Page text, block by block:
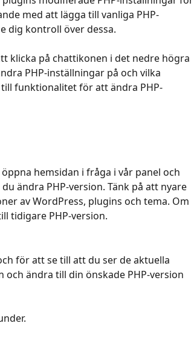
med att lägga till vanliga PHP-
dig kontroll över dessa.
klicka på chattikonen i det nedre högra
PHP-inställningar på och vilka
funktionalitet för att ändra PHP-
hemsidan i fråga i vår panel och
du ändra PHP-version. Tänk på att nyare
av WordPress, plugins och tema. Om
tidigare PHP-version.
för att se till att du ser de aktuella
ändra till din önskade PHP-version